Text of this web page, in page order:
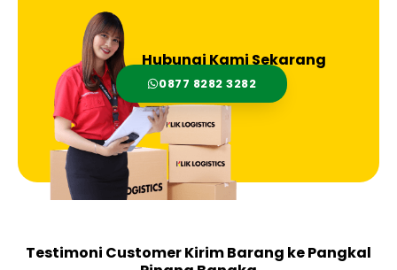
Hubungi Kami Sekarang
0877 8282 3282
Testimoni Customer Kirim Barang ke Pangkal